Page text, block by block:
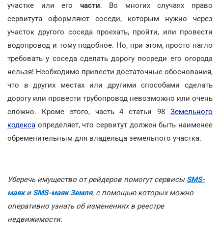
участке или его части. Во многих случаях право
сервитута оформляют соседи, которым нужно через
участок другого соседа проехать, пройти, или провести
водопровод и тому подобное. Но, при этом, просто нагло
требовать у соседа сделать дорогу посреди его огорода
нельзя! Необходимо привести достаточные обоснования,
что в других местах или другими способами сделать
дорогу или провести трубопровод невозможно или очень
сложно. Кроме этого, часть 4 статьи 98 Земельного
кодекса определяет, что сервитут должен быть наименее
обременительным для владельца земельного участка.
Уберечь имущество от рейдеров помогут сервисы SMS-
маяки SMS-маяк Земля, с помощью которых можно
оперативно узнать об изменениях в реестре
недвижимости.